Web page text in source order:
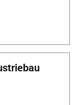
die
Stellenliste
zu